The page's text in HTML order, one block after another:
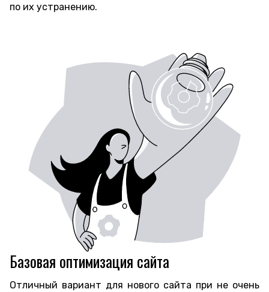
по их устранению.
Базовая оптимизация сайта
Отличный вариант для нового сайта при не очень